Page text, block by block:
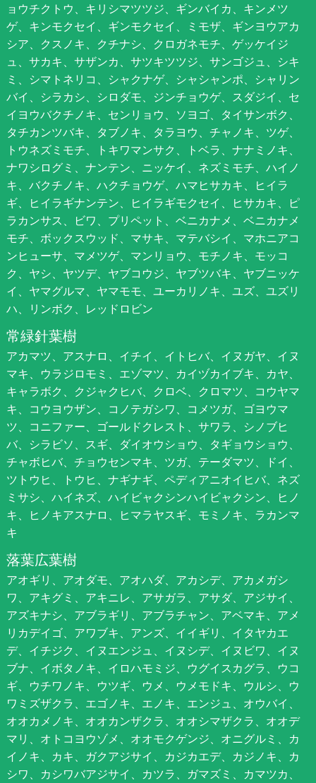
ョウチクトウ、キリシマツツジ、ギンバイカ、キンメツ
ゲ、キンモクセイ、ギンモクセイ、ミモザ、ギンヨウアカ
シア、クスノキ、クチナシ、クロガネモチ、ゲッケイジ
ュ、サカキ、サザンカ、サツキツツジ、サンゴジュ、シキ
ミ、シマトネリコ、シャクナゲ、シャシャンポ、シャリン
バイ、シラカシ、シロダモ、ジンチョウゲ、スダジイ、セ
イヨウバクチノキ、センリョウ、ソヨゴ、タイサンボク、
タチカンツバキ、タブノキ、タラヨウ、チャノキ、ツゲ、
トウネズミモチ、トキワマンサク、トベラ、ナナミノキ、
ナワシログミ、ナンテン、ニッケイ、ネズミモチ、ハイノ
キ、バクチノキ、ハクチョウゲ、ハマヒサカキ、ヒイラ
ギ、ヒイラギナンテン、ヒイラギモクセイ、ヒサカキ、ピ
ラカンサス、ビワ、プリペット、ベニカナメ、ベニカナメ
モチ、ボックスウッド、マサキ、マテバシイ、マホニアコ
ンヒューサ、マメツゲ、マンリョウ、モチノキ、モッコ
ク、ヤシ、ヤツデ、ヤブコウジ、ヤブツバキ、ヤブニッケ
イ、ヤマグルマ、ヤマモモ、ユーカリノキ、ユズ、ユズリ
ハ、リンボク、レッドロビン
常緑針葉樹
アカマツ、アスナロ、イチイ、イトヒバ、イヌガヤ、イヌ
マキ、ウラジロモミ、エゾマツ、カイヅカイブキ、カヤ、
キャラボク、クジャクヒバ、クロベ、クロマツ、コウヤマ
キ、コウヨウザン、コノテガシワ、コメツガ、ゴヨウマ
ツ、コニファー、ゴールドクレスト、サワラ、シノブヒ
バ、シラビソ、スギ、ダイオウショウ、タギョウショウ、
チャボヒバ、チョウセンマキ、ツガ、テーダマツ、ドイ、
ツトウヒ、トウヒ、ナギナギ、ペディアニオイヒバ、ネズ
ミサシ、ハイネズ、ハイビャクシンハイビャクシン、ヒノ
キ、ヒノキアスナロ、ヒマラヤスギ、モミノキ、ラカンマ
キ
落葉広葉樹
アオギリ、アオダモ、アオハダ、アカシデ、アカメガシ
ワ、アキグミ、アキニレ、アサガラ、アサダ、アジサイ、
アズキナシ、アブラギリ、アブラチャン、アベマキ、アメ
リカデイゴ、アワブキ、アンズ、イイギリ、イタヤカエ
デ、イチジク、イヌエンジュ、イヌシデ、イヌビワ、イヌ
ブナ、イボタノキ、イロハモミジ、ウグイスカグラ、ウコ
ギ、ウチワノキ、ウツギ、ウメ、ウメモドキ、ウルシ、ウ
ワミズザクラ、エゴノキ、エノキ、エンジュ、オウバイ、
オオカメノキ、オオカンザクラ、オオシマザクラ、オオデ
マリ、オトコヨウゾメ、オオモクゲンジ、オニグルミ、カ
イノキ、カキ、ガクアジサイ、カジカエデ、カジノキ、カ
シワ、カシワバアジサイ、カツラ、ガマズミ、カマツカ、